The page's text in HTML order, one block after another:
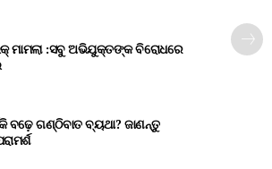
ମାମଲା :ସବୁ ଅଭିଯୁକ୍ତଙ୍କ ବିରୋଧରେ
ବଢ଼େ ଗଣ୍ଠିବାତ ବ୍ୟଥା? ଜାଣନ୍ତୁ